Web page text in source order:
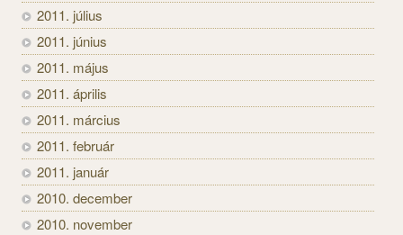
2011. július
2011. június
2011. május
2011. április
2011. március
2011. február
2011. január
2010. december
2010. november